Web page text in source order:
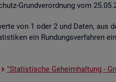
Grund­ver­ord­nung vom
von 1 oder 2 und Daten,
ein Run­dungs­ver­fah­ren
"Sta­tis­ti­sche Ge­heim­hal­tung -